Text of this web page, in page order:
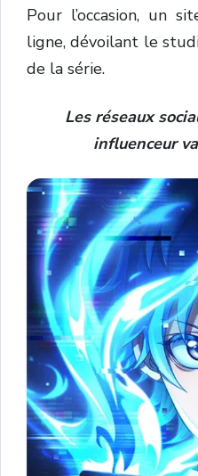
Pour l’occasion, un
ligne, dévoilant le
de la série.
Les réseaux
influenceur